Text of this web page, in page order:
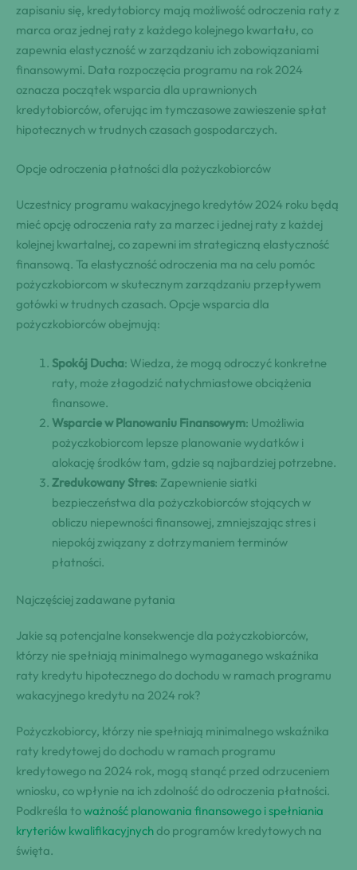
zapisaniu się, kredytobiorcy mają możliwość odroczenia raty z
marca oraz jednej raty z każdego kolejnego kwartału, co
zapewnia elastyczność w zarządzaniu ich zobowiązaniami
finansowymi. Data rozpoczęcia programu na rok 2024
oznacza początek wsparcia dla uprawnionych
kredytobiorców, oferując im tymczasowe zawieszenie spłat
hipotecznych w trudnych czasach gospodarczych.
Opcje odroczenia płatności dla pożyczkobiorców
Uczestnicy programu wakacyjnego kredytów 2024 roku będą
mieć opcję odroczenia raty za marzec i jednej raty z każdej
kolejnej kwartalnej, co zapewni im strategiczną elastyczność
finansową. Ta elastyczność odroczenia ma na celu pomóc
pożyczkobiorcom w skutecznym zarządzaniu przepływem
gotówki w trudnych czasach. Opcje wsparcia dla
pożyczkobiorców obejmują:
Spokój Ducha: Wiedza, że mogą odroczyć konkretne
raty, może złagodzić natychmiastowe obciążenia
finansowe.
Wsparcie w Planowaniu Finansowym: Umożliwia
pożyczkobiorcom lepsze planowanie wydatków i
alokację środków tam, gdzie są najbardziej potrzebne.
Zredukowany Stres: Zapewnienie siatki
bezpieczeństwa dla pożyczkobiorców stojących w
obliczu niepewności finansowej, zmniejszając stres i
niepokój związany z dotrzymaniem terminów
płatności.
Najczęściej zadawane pytania
Jakie są potencjalne konsekwencje dla pożyczkobiorców,
którzy nie spełniają minimalnego wymaganego wskaźnika
raty kredytu hipotecznego do dochodu w ramach programu
wakacyjnego kredytu na 2024 rok?
Pożyczkobiorcy, którzy nie spełniają minimalnego wskaźnika
raty kredytowej do dochodu w ramach programu
kredytowego na 2024 rok, mogą stanąć przed odrzuceniem
wniosku, co wpłynie na ich zdolność do odroczenia płatności.
Podkreśla toważność planowania finansowego i spełniania
kryteriów kwalifikacyjnych do programów kredytowych na
święta.